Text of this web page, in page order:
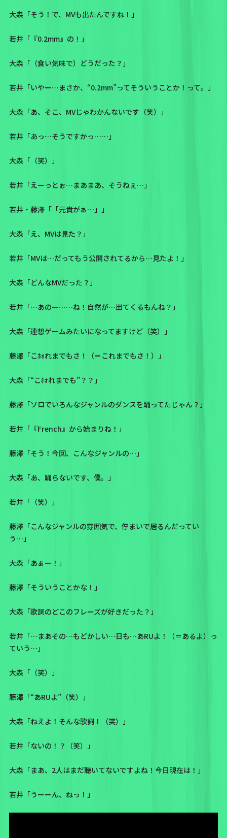
大森「そう！で、MVも出たんですね！」
若井「『0.2mm』の！」
大森「（食い気味で）どうだった？」
若井「いやー…まさか、“0.2mm”ってそういうことか！って。」
大森「あ、そこ、MVじゃわかんないです（笑）」
若井「あっ…そうですかっ……」
大森「（笑）」
若井「えーっとぉ…まあまあ、そうねぇ…」
若井・藤澤「「元貴がぁ…」」
大森「え、MVは見た？」
若井「MVは…だってもう公開されてるから…見たよ！」
大森「どんなMVだった？」
若井「…あのー……ね！自然が…出てくるもんね？」
大森「連想ゲームみたいになってますけど（笑）」
藤澤「こﾎｫれまでもさ！（＝これまでもさ！）」
大森「“こﾎｫれまでも”？？」
藤澤「ソロでいろんなジャンルのダンスを踊ってたじゃん？」
若井「『French』から始まりね！」
藤澤「そう！今回、こんなジャンルの…」
大森「あ、踊らないです、僕。」
若井「（笑）」
藤澤「こんなジャンルの雰囲気で、佇まいで居るんだってい
う…」
大森「あぁー！」
藤澤「そういうことかな！」
大森「歌詞のどこのフレーズが好きだった？」
若井「…まあその…もどかしい…日も…あRUよ！（＝あるよ）っ
ていう…」
大森「（笑）」
藤澤「“あRUよ”（笑）」
大森「ねえよ！そんな歌詞！（笑）」
若井「ないの！？（笑）」
大森「まあ、2人はまだ聴いてないですよね！今日現在は！」
若井「うーーん、ねっ！」